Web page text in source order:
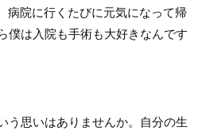
病院に行くたびに元気になって帰
僕は入院も手術も大好きなんです
う思いはありませんか。自分の生